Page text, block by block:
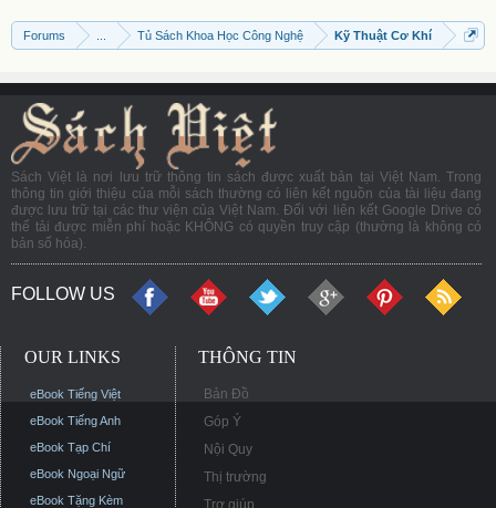
Forums Tủ Sách Khoa Học Công Nghệ Kỹ Thuật Cơ Khí
Sách Việt là nơi lưu trữ thông tin sách được xuất bản tại Việt Nam. Trong
thông tin giới thiệu của mỗi sách thường có liên kết nguồn của tài liệu đang
được lưu trữ tại các thư viện của Việt Nam. Đối với liên kết Google Drive có
thể tải được miễn phí hoặc KHÔNG có quyền truy cập (thường là không có
bản số hóa).
FOLLOW US
OUR LINKS
eBook Tiếng Việt
eBook Tiếng Anh
eBook Tạp Chí
eBook Ngoại Ngữ
eBook Tặng Kèm
THÔNG TIN
Bản Đồ
Góp Ý
Nội Quy
Thị trường